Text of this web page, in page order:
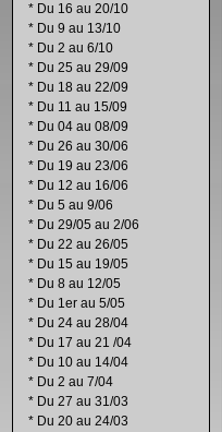
* Du 16 au 20/10
* Du 9 au 13/10
* Du 2 au 6/10
* Du 25 au 29/09
* Du 18 au 22/09
* Du 11 au 15/09
* Du 04 au 08/09
* Du 26 au 30/06
* Du 19 au 23/06
* Du 12 au 16/06
* Du 5 au 9/06
* Du 29/05 au 2/06
* Du 22 au 26/05
* Du 15 au 19/05
* Du 8 au 12/05
* Du 1er au 5/05
* Du 24 au 28/04
* Du 17 au 21 /04
* Du 10 au 14/04
* Du 2 au 7/04
* Du 27 au 31/03
* Du 20 au 24/03